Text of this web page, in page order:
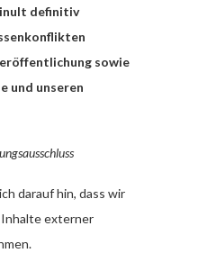
inult definitiv
sowie
und unseren
darauf hin, dass wir
externer